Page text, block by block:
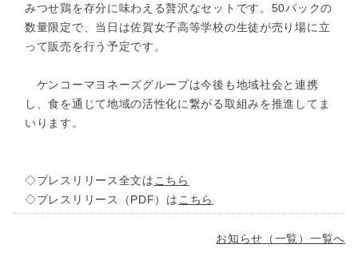
みつせ鶏を存分に味わえる贅沢なセットです。50パックの
数量限定で、当日は佐賀女子高等学校の生徒が売り場に立
って販売を行う予定です。
ケンコーマヨネーズグループは今後も地域社会と連携
し、食を通じて地域の活性化に繋がる取組みを推進してま
いります。
◇プレスリリース全文はこちら
◇プレスリリース（PDF）はこちら
お知らせ（一覧）一覧へ